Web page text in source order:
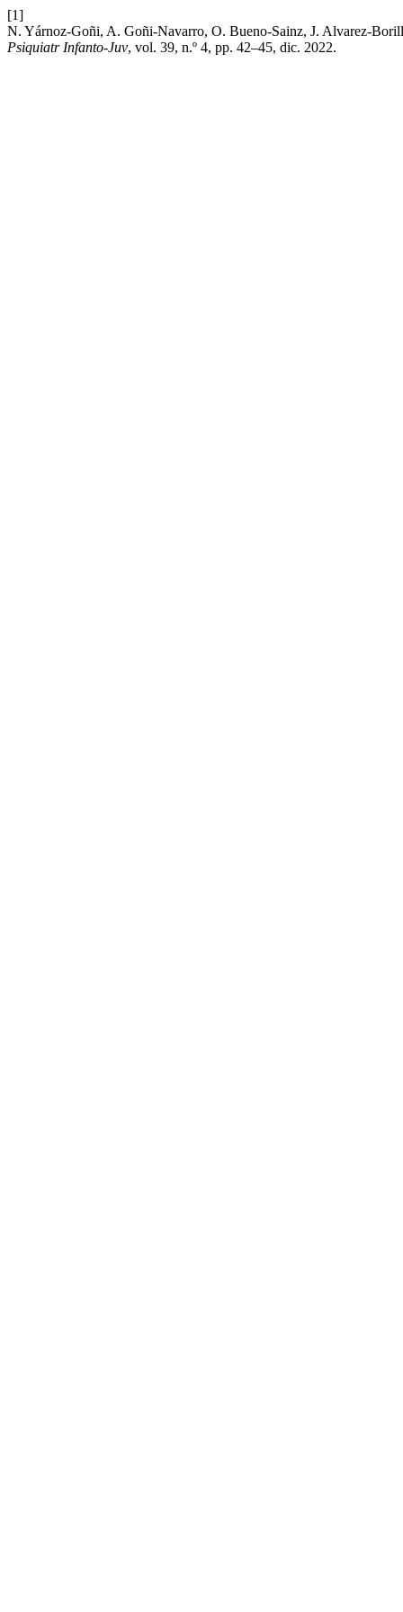
[1]
N. Yárnoz-Goñi, A. Goñi-Navarro, O. Bueno-Sainz, J. Alvarez-
Psiquiatr Infanto-Juv, vol. 39, n.º 4, pp. 42–45, dic. 2022.